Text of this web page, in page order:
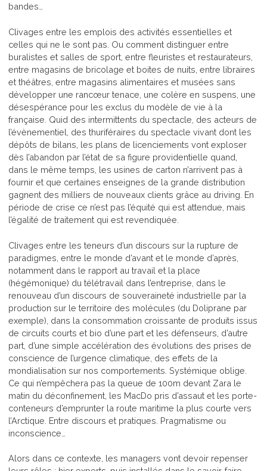
bandes…
Clivages entre les emplois des activités essentielles et
celles qui ne le sont pas. Ou comment distinguer entre
buralistes et salles de sport, entre fleuristes et restaurateurs,
entre magasins de bricolage et boites de nuits, entre libraires
et théâtres, entre magasins alimentaires et musées sans
développer une rancœur tenace, une colère en suspens, une
désespérance pour les exclus du modèle de vie à la
française. Quid des intermittents du spectacle, des acteurs de
l’évènementiel, des thuriféraires du spectacle vivant dont les
dépôts de bilans, les plans de licenciements vont exploser
dès l’abandon par l’état de sa figure providentielle quand,
dans le même temps, les usines de carton n’arrivent pas à
fournir et que certaines enseignes de la grande distribution
gagnent des milliers de nouveaux clients grâce au driving. En
période de crise ce n’est pas l’équité qui est attendue, mais
l’égalité de traitement qui est revendiquée.
Clivages entre les teneurs d’un discours sur la rupture de
paradigmes, entre le monde d’avant et le monde d’après,
notamment dans le rapport au travail et la place
(hégémonique) du télétravail dans l’entreprise, dans le
renouveau d’un discours de souveraineté industrielle par la
production sur le territoire des molécules (du Doliprane par
exemple), dans la consommation croissante de produits issus
de circuits courts et bio d’une part et les défenseurs, d’autre
part, d’une simple accélération des évolutions des prises de
conscience de l’urgence climatique, des effets de la
mondialisation sur nos comportements. Systémique oblige.
Ce qui n’empêchera pas la queue de 100m devant Zara le
matin du déconfinement, les MacDo pris d’assaut et les porte-
conteneurs d’emprunter la route maritime la plus courte vers
l’Arctique. Entre discours et pratiques. Pragmatisme ou
inconscience…
Alors dans ce contexte, les managers vont devoir repenser